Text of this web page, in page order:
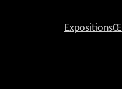
Expositions